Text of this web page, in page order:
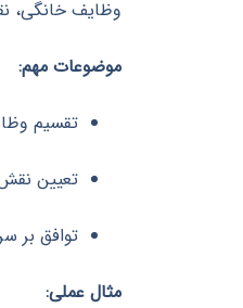
وظایف خانگی،
موضوعات مهم:
تقسیم
تعیین
توافق بر
مثال عملی: